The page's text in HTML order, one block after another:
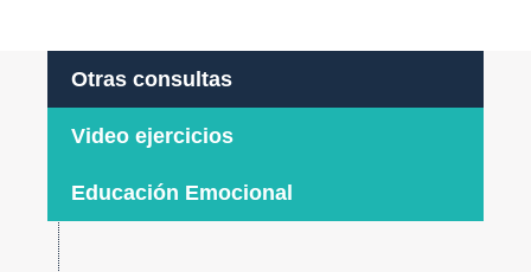
Otras consultas
Video ejercicios
Educación Emocional